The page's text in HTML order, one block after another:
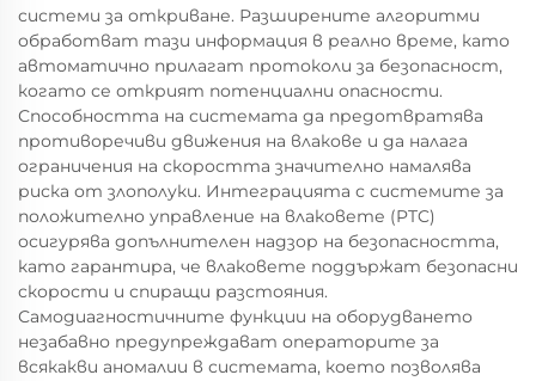
системи за откриване. Разширените алгоритми
обработват тази информация в реално време, като
автоматично прилагат протоколи за безопасност,
когато се открият потенциални опасности.
Способността на системата да предотвратява
противоречиви движения на влакове и да налага
ограничения на скоростта значително намалява
риска от злополуки. Интеграцията с системите за
положително управление на влаковете (PTC)
осигурява допълнителен надзор на безопасността,
като гарантира, че влаковете поддържат безопасни
скорости и спиращи разстояния.
Самодиагностичните функции на оборудването
незабавно предупреждават операторите за
всякакви аномалии в системата, което позволява